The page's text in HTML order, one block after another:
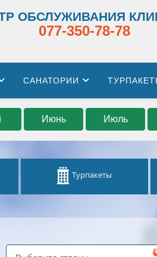
ОБСЛУЖИВАНИЯ
077-350-78-78
САНАТОРИИ
Июнь Июль
Турпакеты